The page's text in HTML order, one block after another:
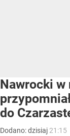
Nawrocki
do
Dodano:dzisiaj 21:15